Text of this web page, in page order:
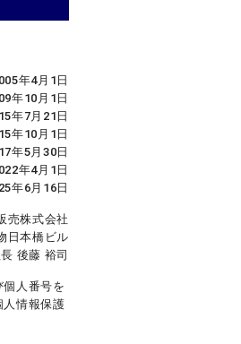
年4月1日
年10月1日
年7月21日
年10月1日
年5月30日
年4月1日
年6月16日
売株式会社
日本橋ビル
後藤 裕司
人番号を
人情報保護